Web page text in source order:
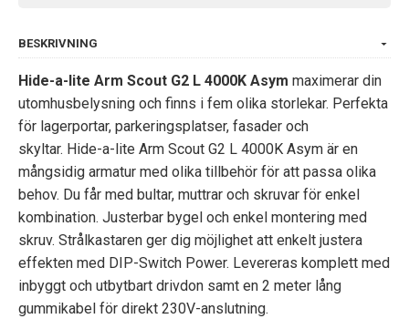
BESKRIVNING
Hide-a-lite Arm Scout G2 L 4000K Asym maximerar din
utomhusbelysning och finns i fem olika storlekar. Perfekta
för lagerportar, parkeringsplatser, fasader och
skyltar. Hide-a-lite Arm Scout G2 L 4000K Asym är en
mångsidig armatur med olika tillbehör för att passa olika
behov. Du får med bultar, muttrar och skruvar för enkel
kombination. Justerbar bygel och enkel montering med
skruv. Strålkastaren ger dig möjlighet att enkelt justera
effekten med DIP-Switch Power. Levereras komplett med
inbyggt och utbytbart drivdon samt en 2 meter lång
gummikabel för direkt 230V-anslutning.